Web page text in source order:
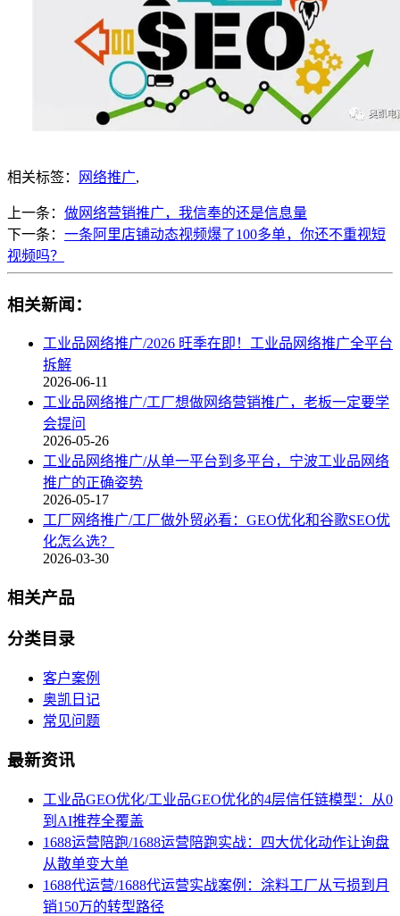
相关标签： 网络推广,
上一条： 做网络营销推广，我信奉的还是信息量
下一条： 一条阿里店铺动态视频爆了100多单，你还不重视短
视频吗？
相关新闻：
工业品网络推广/2026 旺季在即！工业品网络推广全平台
拆解
2026-06-11
工业品网络推广/工厂想做网络营销推广，老板一定要学
会提问
2026-05-26
工业品网络推广/从单一平台到多平台，宁波工业品网络
推广的正确姿势
2026-05-17
工厂网络推广/工厂做外贸必看：GEO优化和谷歌SEO优
化怎么选？
2026-03-30
相关产品
分类目录
客户案例
奥凯日记
常见问题
最新资讯
工业品GEO优化/工业品GEO优化的4层信任链模型：从0
到AI推荐全覆盖
1688运营陪跑/1688运营陪跑实战：四大优化动作让询盘
从散单变大单
1688代运营/1688代运营实战案例：涂料工厂从亏损到月
销150万的转型路径